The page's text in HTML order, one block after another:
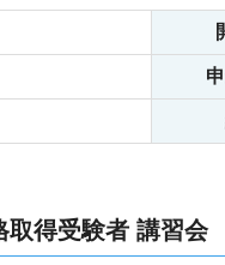
取得受験者 講習会